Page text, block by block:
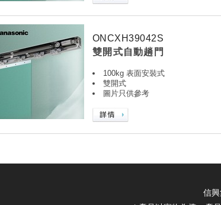
ONCXH39042S
雙開式自動趟門
100kg 表面安裝式
雙開式
圖片只供參考
信興